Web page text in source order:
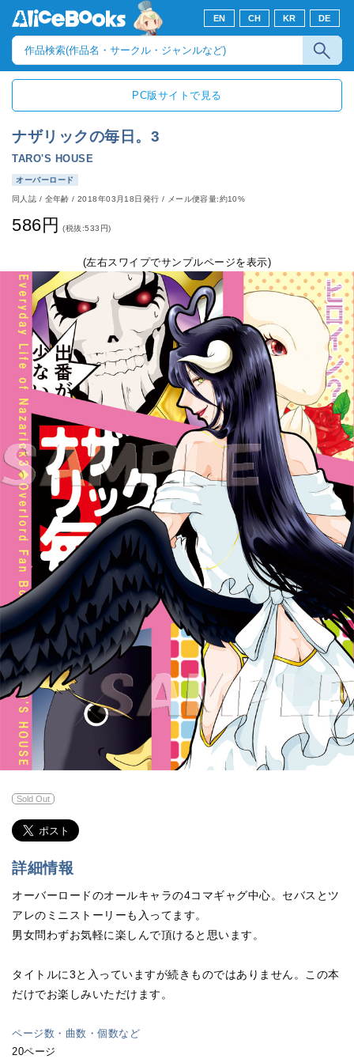
EN CH KR DE
PC版サイトで見る
ナザリックの毎日。3
TARO'S HOUSE
オーバーロード
同人誌 / 全年齢/2018年03月18日発行 / メール便容量:約10%
586円 (税抜:533円)
(左右スワイプでサンプルページを表示)
Sold Out
詳細情報
オーバーロードのオールキャラの4コマギャグ中心。セバスとツ
アレのミニストーリーも入ってます。
男女問わずお気軽に楽しんで頂けると思います。
タイトルに3と入っていますが続きものではありません。この本
だけでお楽しみいただけます。
ページ数・曲数・個数など
20ページ